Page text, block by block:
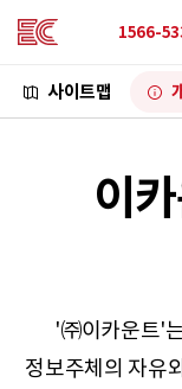
1566-
사이트맵
이
'㈜이카운트'
정보주체의 자유